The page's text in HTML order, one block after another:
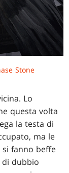
Stone
Lo
questa volta
la testa di
ma le
si fanno beffe
dubbio